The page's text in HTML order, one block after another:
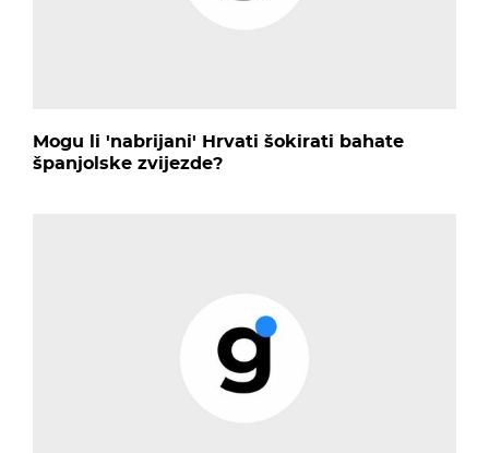
Mogu li 'nabrijani' Hrvati šokirati bahate
španjolske zvijezde?